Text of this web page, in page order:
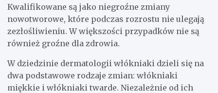
Kwalifikowane są jako niegroźne zmiany
nowotworowe, które podczas rozrostu nie ulegają
zezłośliwieniu. W większości przypadków nie są
również groźne dla zdrowia.
W dziedzinie dermatologii włókniaki dzieli się na
dwa podstawowe rodzaje zmian: włókniaki
miękkie i włókniaki twarde. Niezależnie od ich